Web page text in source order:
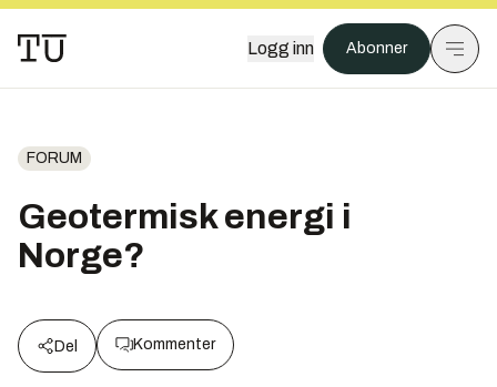
Logg inn Abonner
FORUM
Geotermisk energi i
Norge?
Del Kommenter